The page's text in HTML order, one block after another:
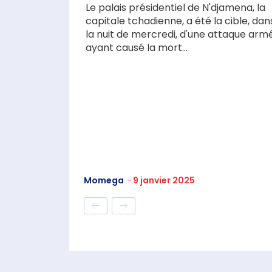
Le palais présidentiel de N'djamena, la
capitale tchadienne, a été la cible,
la nuit de mercredi, d'une attaque
ayant causé la mort...
Momega - 9 janvier 2025